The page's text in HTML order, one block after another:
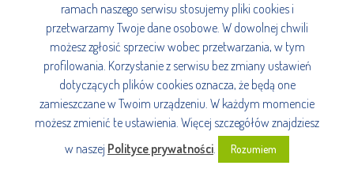
ramach naszego serwisu stosujemy pliki cookies i
przetwarzamy Twoje dane osobowe. W dowolnej chwili
możesz zgłosić sprzeciw wobec przetwarzania, w tym
profilowania. Korzystanie z serwisu bez zmiany ustawień
dotyczących plików cookies oznacza, że będą one
zamieszczane w Twoim urządzeniu. W każdym momencie
możesz zmienić te ustawienia. Więcej szczegółów znajdziesz
w naszej Polityce prywatności. Rozumiem